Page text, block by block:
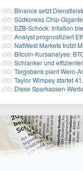
(00) Binance setzt
(00) Südkoreas Chip-
(00) EZB-Schock: Inflation
(00) Analyst prognostiziert
(00) NatWest Markets trotzt
(00) Bitcoin-Kursanalyse: BTC
(00) Schlanker und
(00) Targobank plant Wero-
(00) Taylor Wimpey startet
(00) Diese Sparkassen-